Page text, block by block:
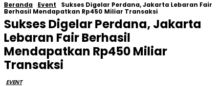
Beranda Event
Sukses Digelar Perdana, Jakarta Lebaran Fair
Berhasil Mendapatkan Rp450 Miliar Transaksi
Sukses Digelar Perdana, Jakarta
Lebaran Fair Berhasil
Mendapatkan Rp450 Miliar
Transaksi
EVENT